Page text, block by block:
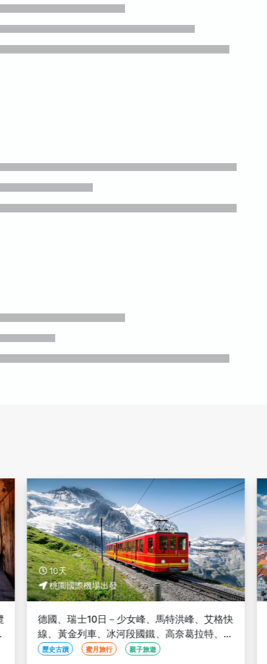
10天
桃園國際機場出發
德國、瑞士10日－少女峰、馬特洪峰、艾格快
線、黃金列車、冰河段國鐵、高奈葛拉特、萊
茵河遊船【華航直飛】
歷史古蹟 蜜月旅行 親子旅遊